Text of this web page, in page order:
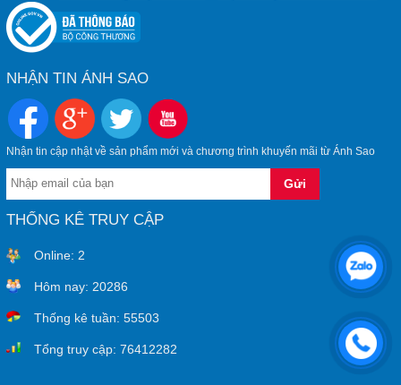
NHẬN TIN ÁNH SAO
Nhận tin cập nhật về sản phẩm mới và chương trình khuyến mãi từ Ánh Sao
THỐNG KÊ TRUY CẬP
Online: 2
Hôm nay: 20286
Thống kê tuần: 55503
Tổng truy cập: 76412282